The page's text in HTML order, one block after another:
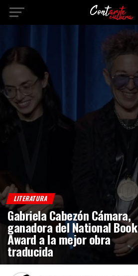
LITERATURA
Gabriela Cabezón Cámara,
ganadora del National Book
Award a la mejor obra
traducida